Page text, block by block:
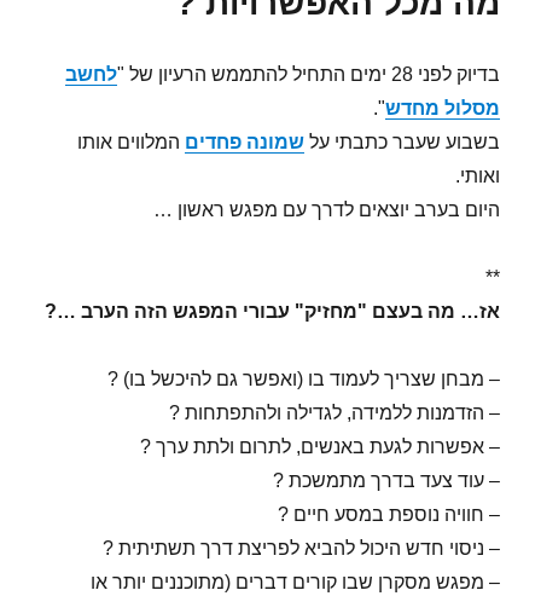
בדיוק לפני 28 ימים התחיל להתממש הרעיון של "
לחשב
מסלול מחדש".
בשבוע שעבר כתבתי עלשמונה פחדים המלווים אותו
ואותי.
היום בערב יוצאים לדרך עם מפגש ראשון …
**
אז… מה בעצם "מחזיק" עבורי המפגש הזה הערב …?
– מבחן שצריך לעמוד בו (ואפשר גם להיכשל בו) ?
– הזדמנות ללמידה, לגדילה ולהתפתחות ?
– אפשרות לגעת באנשים, לתרום ולתת ערך ?
– עוד צעד בדרך מתמשכת ?
– חוויה נוספת במסע חיים ?
– ניסוי חדש היכול להביא לפריצת דרך תשתיתית ?
– מפגש מסקרן שבו קורים דברים (מתוכננים יותר או